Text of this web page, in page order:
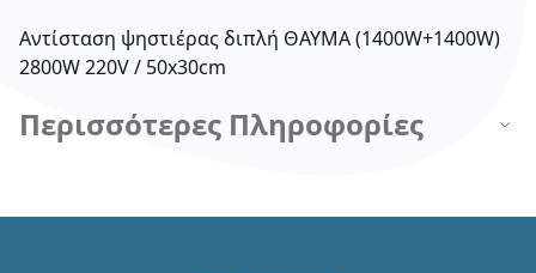
Αντίσταση ψηστιέρας διπλή ΘΑΥΜΑ (1400W+1400W)
2800W 220V / 50x30cm
Περισσότερες Πληροφορίες